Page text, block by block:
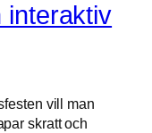
interaktiv
vill man
skratt och